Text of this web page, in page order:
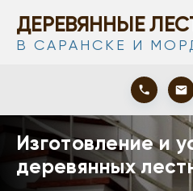
ДЕРЕВЯННЫЕ
В САРАНСКЕ И
Изготовление и
деревянных